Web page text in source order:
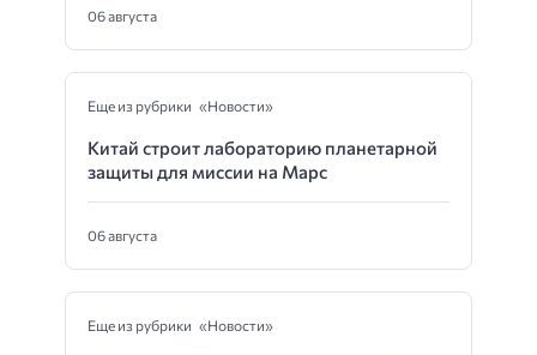
06 августа
Еще из рубрики «Новости»
Китай строит лабораторию планетарной
защиты для миссии на Марс
06 августа
Еще из рубрики «Новости»